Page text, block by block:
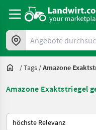
Angebote durchsuchen
/Tags /Amazone
Amazone Exaktstriegel
So wird auf Landwirt.com